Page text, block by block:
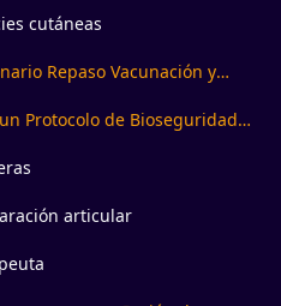
cutáneas
Repaso Vacunación y
Protocolo de Bioseguridad
articular